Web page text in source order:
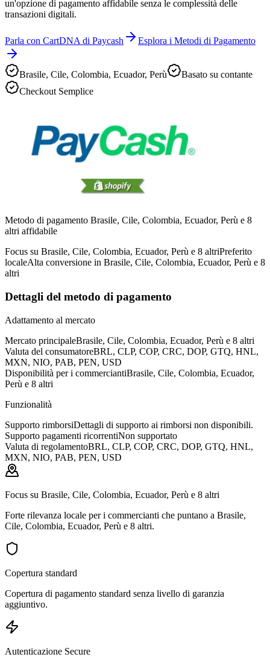
un'opzione di pagamento affidabile senza le complessità delle
transazioni digitali.
Parla con CartDNA di Paycash Esplora i Metodi di Pagamento
Brasile, Cile, Colombia, Ecuador, Perù
Basato su contante
Checkout Semplice
Metodo di pagamento Brasile, Cile, Colombia, Ecuador, Perù e 8
altri affidabile
Focus su Brasile, Cile, Colombia, Ecuador, Perù e 8 altriPreferito
localeAlta conversione in Brasile, Cile, Colombia, Ecuador, Perù e 8
altri
Dettagli del metodo di pagamento
Adattamento al mercato
Mercato principaleBrasile, Cile, Colombia, Ecuador, Perù e 8 altri
Valuta del consumatoreBRL, CLP, COP, CRC, DOP, GTQ, HNL,
MXN, NIO, PAB, PEN, USD
Disponibilità per i commerciantiBrasile, Cile, Colombia, Ecuador,
Perù e 8 altri
Funzionalità
Supporto rimborsiDettagli di supporto ai rimborsi non disponibili.
Supporto pagamenti ricorrentiNon supportato
Valuta di regolamentoBRL, CLP, COP, CRC, DOP, GTQ, HNL,
MXN, NIO, PAB, PEN, USD
Focus su Brasile, Cile, Colombia, Ecuador, Perù e 8 altri
Forte rilevanza locale per i commercianti che puntano a Brasile,
Cile, Colombia, Ecuador, Perù e 8 altri.
Copertura standard
Copertura di pagamento standard senza livello di garanzia
aggiuntivo.
Autenticazione Secure